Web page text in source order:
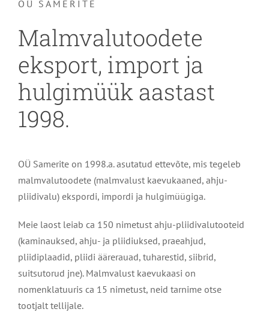
OÜ SAMERITE
Malmvalutoodete
eksport, import ja
hulgimüük aastast
1998.
OÜ Samerite on 1998.a. asutatud ettevõte, mis tegeleb
malmvalutoodete (malmvalust kaevukaaned, ahju-
pliidivalu) ekspordi, impordi ja hulgimüügiga.
Meie laost leiab ca 150 nimetust ahju-pliidivalutooteid
(kaminauksed, ahju- ja pliidiuksed, praeahjud,
pliidiplaadid, pliidi äärerauad, tuharestid, siibrid,
suitsutorud jne). Malmvalust kaevukaasi on
nomenklatuuris ca 15 nimetust, neid tarnime otse
tootjalt tellijale.